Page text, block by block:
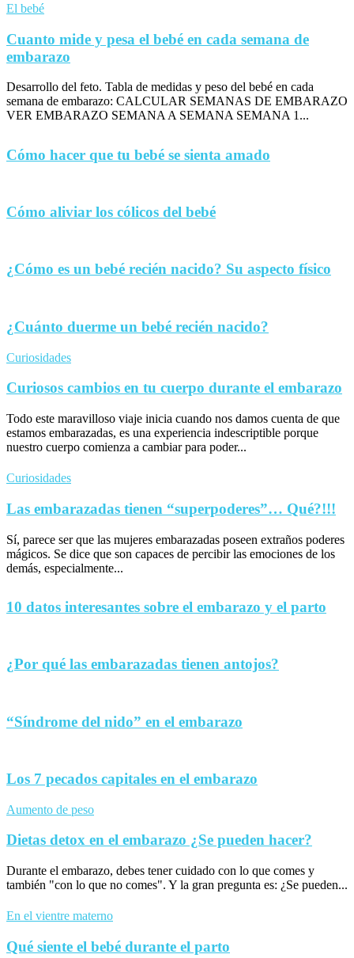
El bebé
Cuanto mide y pesa el bebé en cada semana de
embarazo
Desarrollo del feto. Tabla de medidas y peso del bebé en cada
semana de embarazo: CALCULAR SEMANAS DE EMBARAZO
VER EMBARAZO SEMANA A SEMANA SEMANA 1...
Cómo hacer que tu bebé se sienta amado
Cómo aliviar los cólicos del bebé
¿Cómo es un bebé recién nacido? Su aspecto físico
¿Cuánto duerme un bebé recién nacido?
Curiosidades
Curiosos cambios en tu cuerpo durante el embarazo
Todo este maravilloso viaje inicia cuando nos damos cuenta de que
estamos embarazadas, es una experiencia indescriptible porque
nuestro cuerpo comienza a cambiar para poder...
Curiosidades
Las embarazadas tienen “superpoderes”… Qué?!!!
Sí, parece ser que las mujeres embarazadas poseen extraños poderes
mágicos. Se dice que son capaces de percibir las emociones de los
demás, especialmente...
10 datos interesantes sobre el embarazo y el parto
¿Por qué las embarazadas tienen antojos?
“Síndrome del nido” en el embarazo
Los 7 pecados capitales en el embarazo
Aumento de peso
Dietas detox en el embarazo ¿Se pueden hacer?
Durante el embarazo, debes tener cuidado con lo que comes y
también "con lo que no comes". Y la gran pregunta es: ¿Se pueden...
En el vientre materno
Qué siente el bebé durante el parto